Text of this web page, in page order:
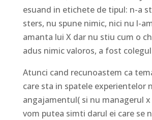
esuand in etichete de tipul: n-a
sters, nu spune nimic, nici nu l-
amanta lui X dar nu stiu cum o
adus nimic valoros, a fost
Atunci cand recunoastem ca
care sta in spatele experientelor
angajamentul( si nu managerul x
vom putea simti darul ei care se